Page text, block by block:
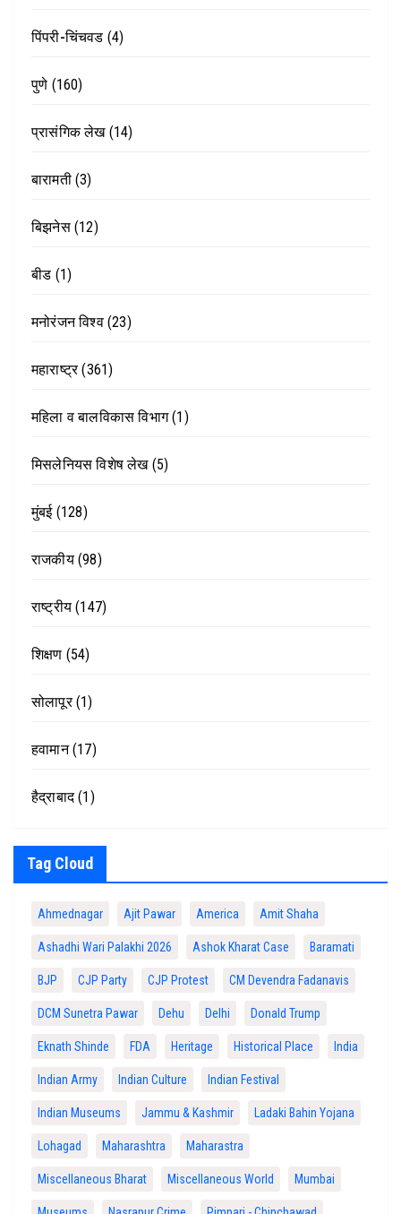
पिंपरी-चिंचवड (4)
पुणे (160)
प्रासंगिक लेख(14)
बारामती(3)
बिझनेस(12)
बीड (1)
मनोरंजन विश्व(23)
महाराष्ट्र(361)
महिला व बालविकास विभाग(1)
मिसलेनियस विशेष लेख(5)
मुंबई(128)
राजकीय(98)
राष्ट्रीय (147)
शिक्षण (54)
सोलापूर(1)
हवामान(17)
हैद्राबाद(1)
Tag Cloud
Ahmednagar Ajit Pawar America Amit Shaha
Ashadhi Wari Palakhi 2026 Ashok Kharat Case Baramati
BJP CJP Party CJP Protest CM Devendra Fadanavis
DCM Sunetra Pawar Dehu Delhi Donald Trump
Eknath Shinde FDA Heritage Historical Place India
Indian Army Indian Culture Indian Festival
Indian Museums Jammu & Kashmir Ladaki Bahin Yojana
Lohagad Maharashtra Maharastra
Miscellaneous Bharat Miscellaneous World Mumbai